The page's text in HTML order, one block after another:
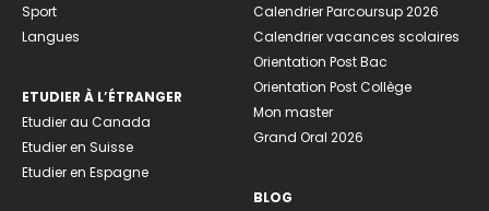
Sport
Langues
ETUDIER À L’ÉTRANGER
Etudier au Canada
Etudier en Suisse
Etudier en Espagne
Calendrier Parcoursup 2026
Calendrier vacances scolaires
Orientation Post Bac
Orientation Post Collège
Mon master
Grand Oral 2026
BLOG